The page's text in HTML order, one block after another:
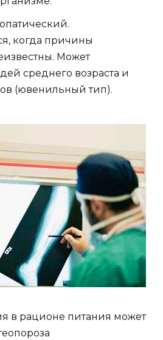
когда причины
Может
среднего возраста и
(ювенильный тип).
в рационе питания может